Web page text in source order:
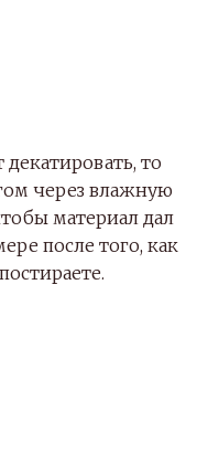
то
через влажную
материал дал
после того, как